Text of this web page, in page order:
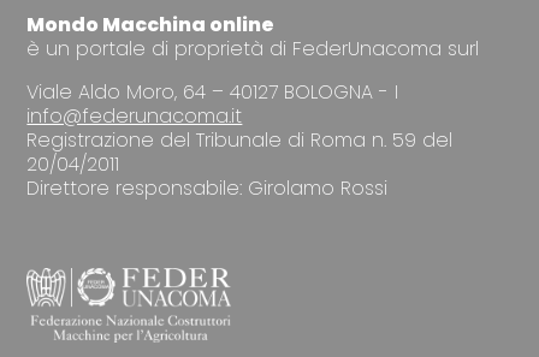
Mondo Macchina online
è un portale di proprietà di FederUnacoma surl
Viale Aldo Moro, 64 – 40127 BOLOGNA - I
info@federunacoma.it
Registrazione del Tribunale di Roma n. 59 del
20/04/2011
Direttore responsabile: Girolamo Rossi